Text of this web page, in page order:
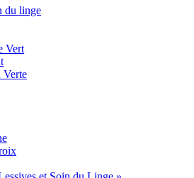
du linge
Vert
Verte